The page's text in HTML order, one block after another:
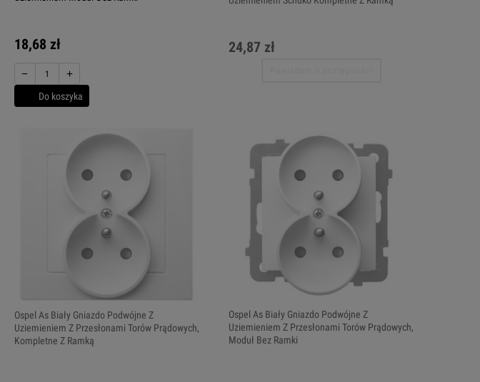
18,68 zł
− +
Do koszyka
24,87 zł
Ospel As Biały Gniazdo Podwójne Z
Uziemieniem Z Przesłonami Torów Prądowych,
Kompletne Z Ramką
Ospel As Biały Gniazdo Podwójne Z
Uziemieniem Z Przesłonami Torów Prądowych,
Moduł Bez Ramki